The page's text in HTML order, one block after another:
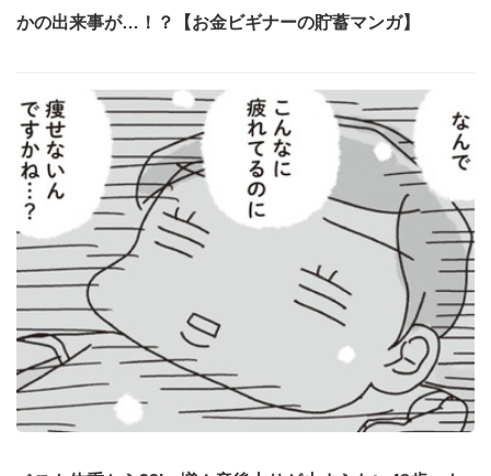
かの出来事が…！？【お金ビギナーの貯蓄マンガ】